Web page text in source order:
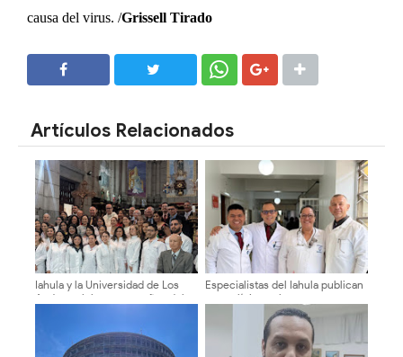
causa del virus. /Grissell Tirado
Artículos Relacionados
Iahula y la Universidad de Los
Andes celebraron 50 años del
Especialistas del Iahula publican
caso clínico sobre tumor
cerebral en bebé de cuatro